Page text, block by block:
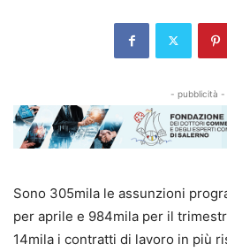
- pubblicità -
Sono 305mila le assunzioni
per aprile e 984mila per il
14mila i contratti di lavoro in più